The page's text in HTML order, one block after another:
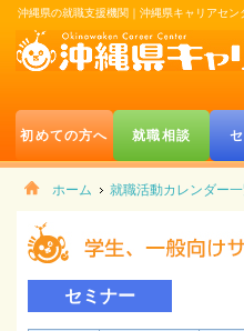
沖縄県の就職支援機関｜沖縄県キャリアセン
初めての方へ 就職相談
ホーム 就職活動カレンダー
セミナー